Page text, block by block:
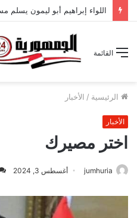
القائمة
الرئيسية / الأخبار
الأخبار
اختر مصيرك
jumhuria أغسطس 3, 2024